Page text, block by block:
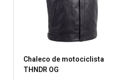
Chaleco de motociclista
THNDR OG